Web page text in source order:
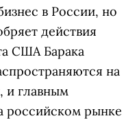
в России, но
действия
США Барака
на
и главным
российском рынке